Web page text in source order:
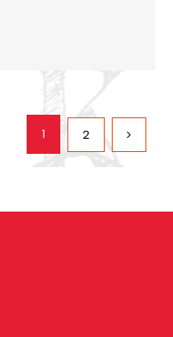
1 2